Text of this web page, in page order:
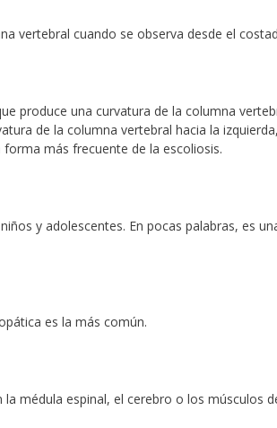
vertebral cuando se observa desde el
produce una curvatura de la columna
de la columna vertebral hacia la
más frecuente de la escoliosis.
y adolescentes. En pocas palabras, es
es la más común.
médula espinal, el cerebro o los músculos